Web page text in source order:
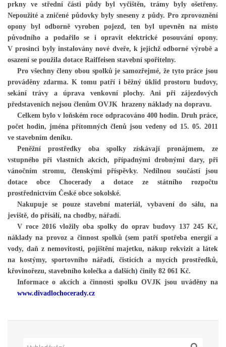
Občanská vzdělávací jednota "Komenský" v Choceradech z.s.
Chocerady 4
257 24 Chocerady
IČ: 498 28 614
Kontaktní osoba:
Mgr. Miroslava Cinkeisová
723 967 851
© 2026 eStránky.cz |RSS
prkny ve střední části půdy byl vyčištěn, trámy byly ošetřeny.
Nepoužité a zničené půdovky byly sneseny z půdy. Pro zprovoznění
opony byl odborně vyroben pojezd, ten byl upevněn na místo
původního a podařilo se i opravit elektrické posouvání opony.
V prosinci byly instalovány nové dveře, k jejichž odborné výrobě a
osazení se použila dotace Raiffeisen stavební spořitelny.
Pro všechny členy obou spolků je samozřejmé, že tyto práce jsou
prováděny zdarma. K tomu patří i běžný úklid prostoru budovy,
sekání trávy a úprava venkovní plochy. Ani při zájezdových
představeních nejsou členům OVJK hrazeny náklady na dopravu.
Celkem bylo v loňském roce odpracováno 400 hodin. Druh práce,
počet hodin, jména přítomných členů jsou vedeny od 15. 05. 2011
ve stavebním deníku.
Peněžní prostředky oba spolky získávají pronájmem, ze
vstupného při vlastních akcích, případnými drobnými dary, při
vánočním stromu, členskými příspěvky. Nedílnou součástí jsou
dotace obce Chocerady a dotace ze státního rozpočtu
prostřednictvím České obce sokolské.
Nakupuje se pouze stavební materiál, vybavení do sálu, na
jeviště, do přísálí, na chodby, nářadí.
V roce 2016 vložily oba spolky do oprav budovy 137 245 Kč,
náklady na provoz a činnost spolků (sem patří spotřeba energií a
vody, daň z nemovitosti, pojištění majetku, nákup rekvizit a látek
na kostýmy, sportovního nářadí, čisticích a mycích prostředků,
křovinořezu, stavebního kolečka a dalších) činily 82 061 Kč.
Informace o akcích a činnosti spolku OVJK jsou uváděny na
www.divadlochocerady.cz